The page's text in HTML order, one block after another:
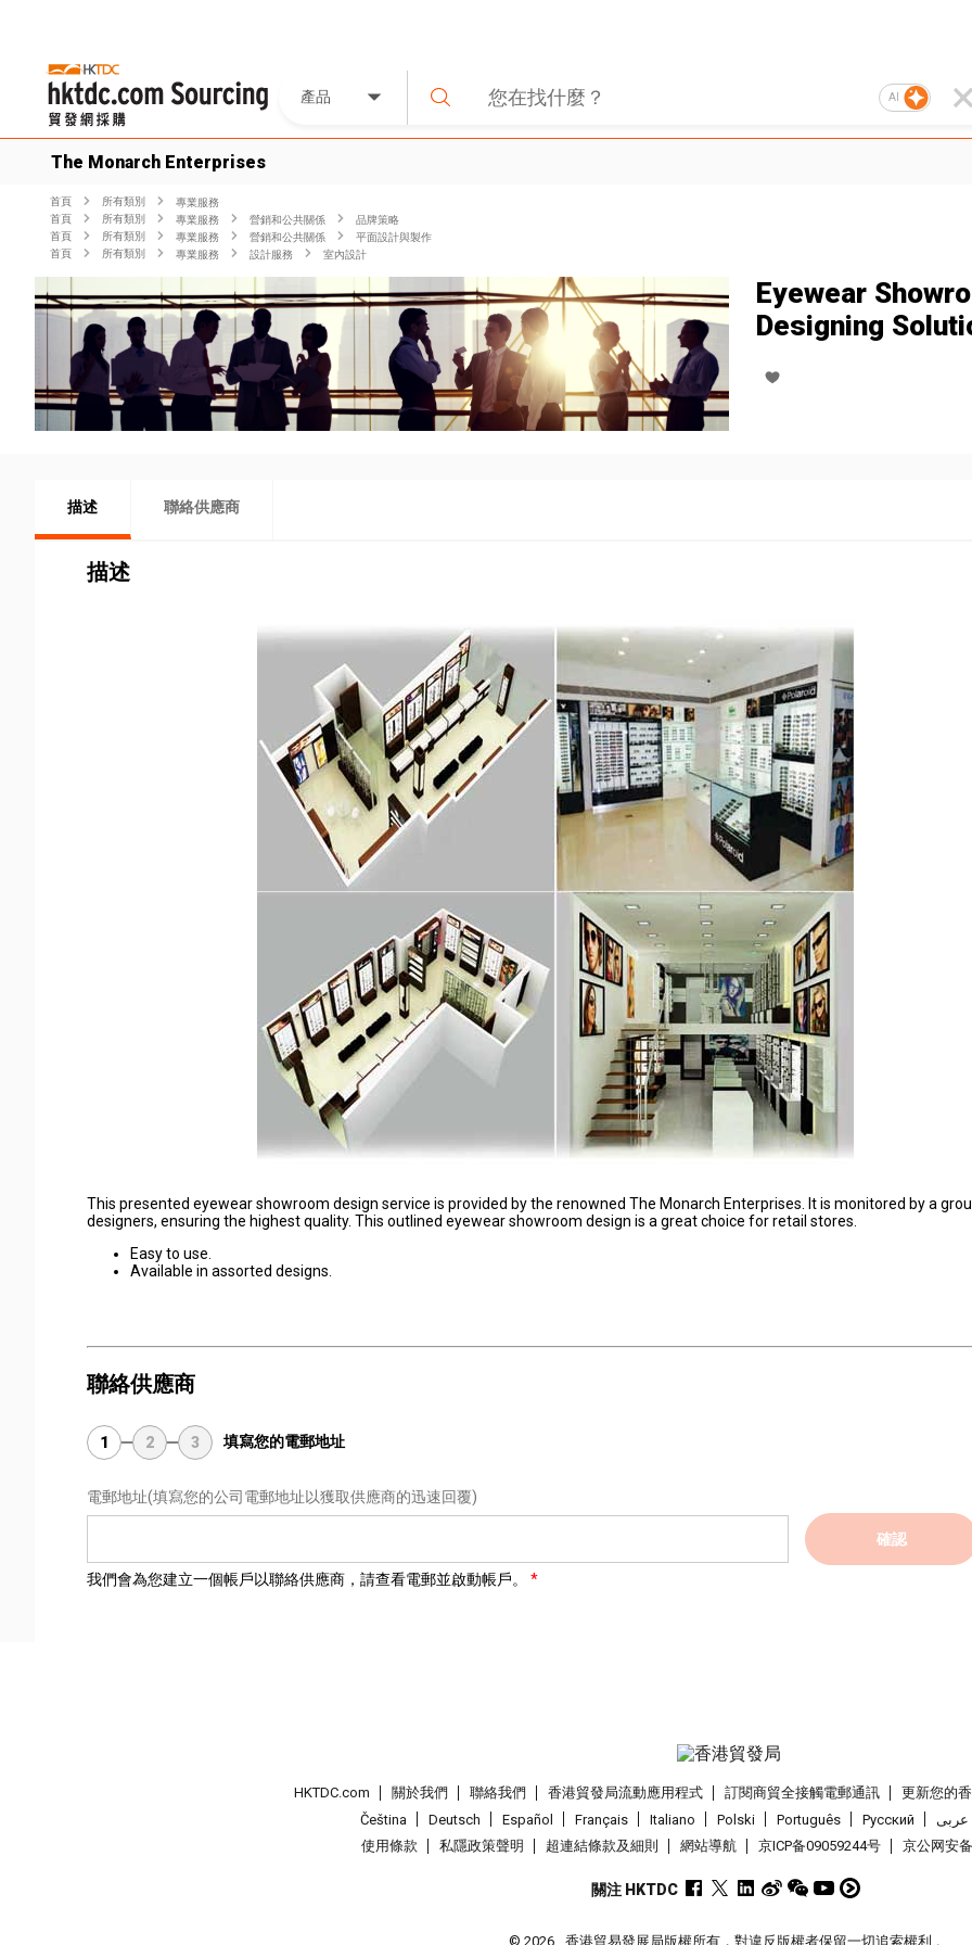
產品 AI
The Monarch Enterprises
首頁 所有類別
專業服務
首頁
所有類別 專業服務 營銷和公共關係
品牌策略
首頁
所有類別 專業服務 營銷和公共關係
平面設計與製作
首頁
所有類別 專業服務 設計服務 室內設計
Eyewear
Designing
描述 聯絡供應商
描述
This presented eyewear showroom design service is provided by the renowned The Monarch Enterprises. It is monitored by a
designers, ensuring the highest quality. This outlined eyewear showroom design is a great choice for retail stores.
Easy to use.
Available in assorted designs.
聯絡供應商
1 2 3 填寫您的電郵地址
電郵地址(填寫您的公司電郵地址以獲取供應商的迅速回覆)
確認
我們會為您建立一個帳戶以聯絡供應商，請查看電郵並啟動帳戶。
HKTDC.com 關於我們 聯絡我們 香港貿發局流動應用程式 訂閱商貿全接觸電郵通訊
更新您的
Čeština
Deutsch Español Français Italiano Polski Português Pусский
عربى
使用條款
私隱政策聲明 超連結條款及細則 網站導航 京ICP备09059244号 京公网安
關注 HKTDC
© 2026 香港貿易發展局版權所有，對違反版權者保留一切追索權利 。